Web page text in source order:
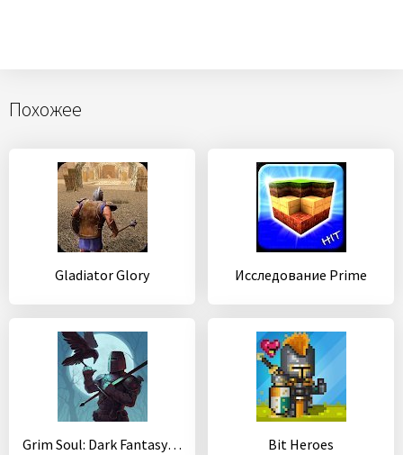
Похожее
Gladiator Glory Исследование Prime
Grim Soul: Dark Fantasy Survival Bit Heroes